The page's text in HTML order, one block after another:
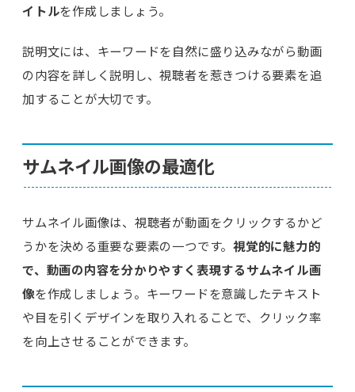
イトルを作成しましょう。
説明文には、キーワードを自然に盛り込みながら動画
の内容を詳しく説明し、視聴者を惹きつける要素を追
加することが大切です。
サムネイル画像の最適化
サムネイル画像は、視聴者が動画をクリックするかど
うかを決める重要な要素の一つです。視覚的に魅力的
で、動画の内容を分かりやすく表現するサムネイル画
像を作成しましょう。キーワードを意識したテキスト
や目を引くデザインを取り入れることで、クリック率
を向上させることができます。